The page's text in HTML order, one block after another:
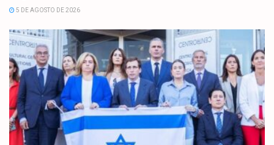
5 DE AGOSTO DE 2026